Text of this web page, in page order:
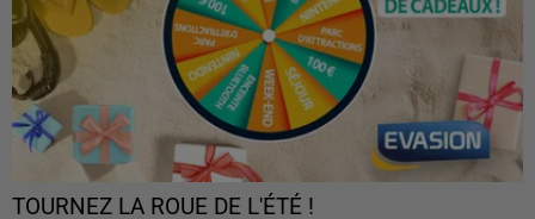
TOURNEZ LA ROUE DE L'ÉTÉ !